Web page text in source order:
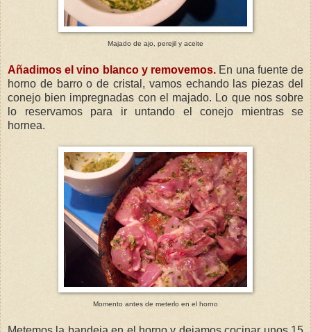
Majado de ajo, perejil y aceite
Añadimos el vino blanco y removemos. En una fuente de
horno de barro o de cristal, vamos echando las piezas del
conejo bien impregnadas con el majado. Lo que nos sobre
lo reservamos para ir untando el conejo mientras se
hornea.
Momento antes de meterlo en el horno